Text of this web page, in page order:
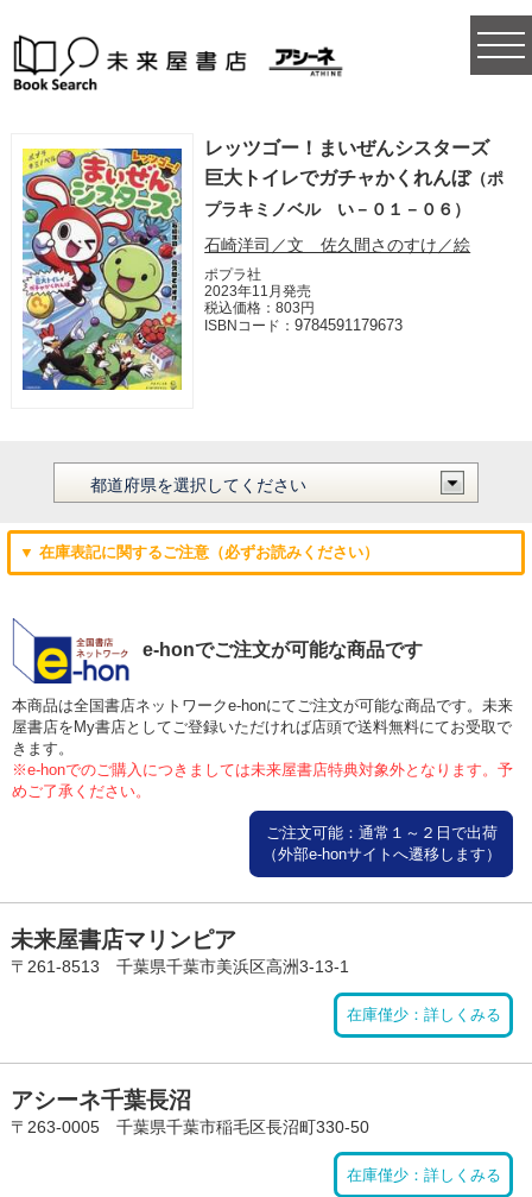
レッツゴー！まいぜんシスターズ
巨大トイレでガチャかくれんぼ（ポ
プラキミノベル い－０１－０６）
石崎洋司／文 佐久間さのすけ／絵
ポプラ社
2023年11月発売
税込価格：803円
ISBNコード：9784591179673
▼ 在庫表記に関するご注意（必ずお読みください）
e-honでご注文が可能な商品です
本商品は全国書店ネットワークe-honにてご注文が可能な商品です。未来
屋書店をMy書店としてご登録いただければ店頭で送料無料にてお受取で
きます。
※e-honでのご購入につきましては未来屋書店特典対象外となります。予
めご了承ください。
ご注文可能：通常１～２日で出荷
（外部e-honサイトへ遷移します）
未来屋書店マリンピア
〒261-8513 千葉県千葉市美浜区高洲3-13-1
在庫僅少：詳しくみる
アシーネ千葉長沼
〒263-0005 千葉県千葉市稲毛区長沼町330-50
在庫僅少：詳しくみる